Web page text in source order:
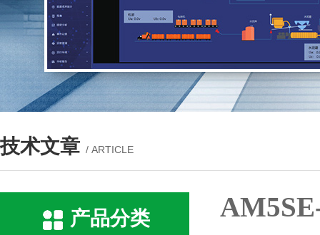
技术文章 / ARTICLE
产品分类